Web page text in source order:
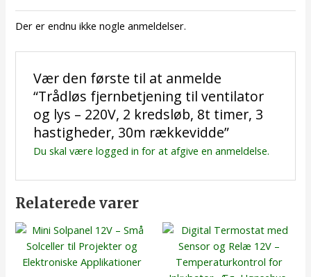
Der er endnu ikke nogle anmeldelser.
Vær den første til at anmelde
“Trådløs fjernbetjening til ventilator
og lys – 220V, 2 kredsløb, 8t timer, 3
hastigheder, 30m rækkevidde”
Du skal være logged in for at afgive en anmeldelse.
Relaterede varer